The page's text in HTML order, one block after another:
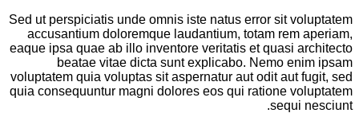
Sed ut perspiciatis unde omnis iste natus error sit voluptatem
accusantium doloremque laudantium, totam rem aperiam,
eaque ipsa quae ab illo inventore veritatis et quasi architecto
beatae vitae dicta sunt explicabo. Nemo enim ipsam
voluptatem quia voluptas sit aspernatur aut odit aut fugit, sed
quia consequuntur magni dolores eos qui ratione voluptatem
sequi nesciunt.